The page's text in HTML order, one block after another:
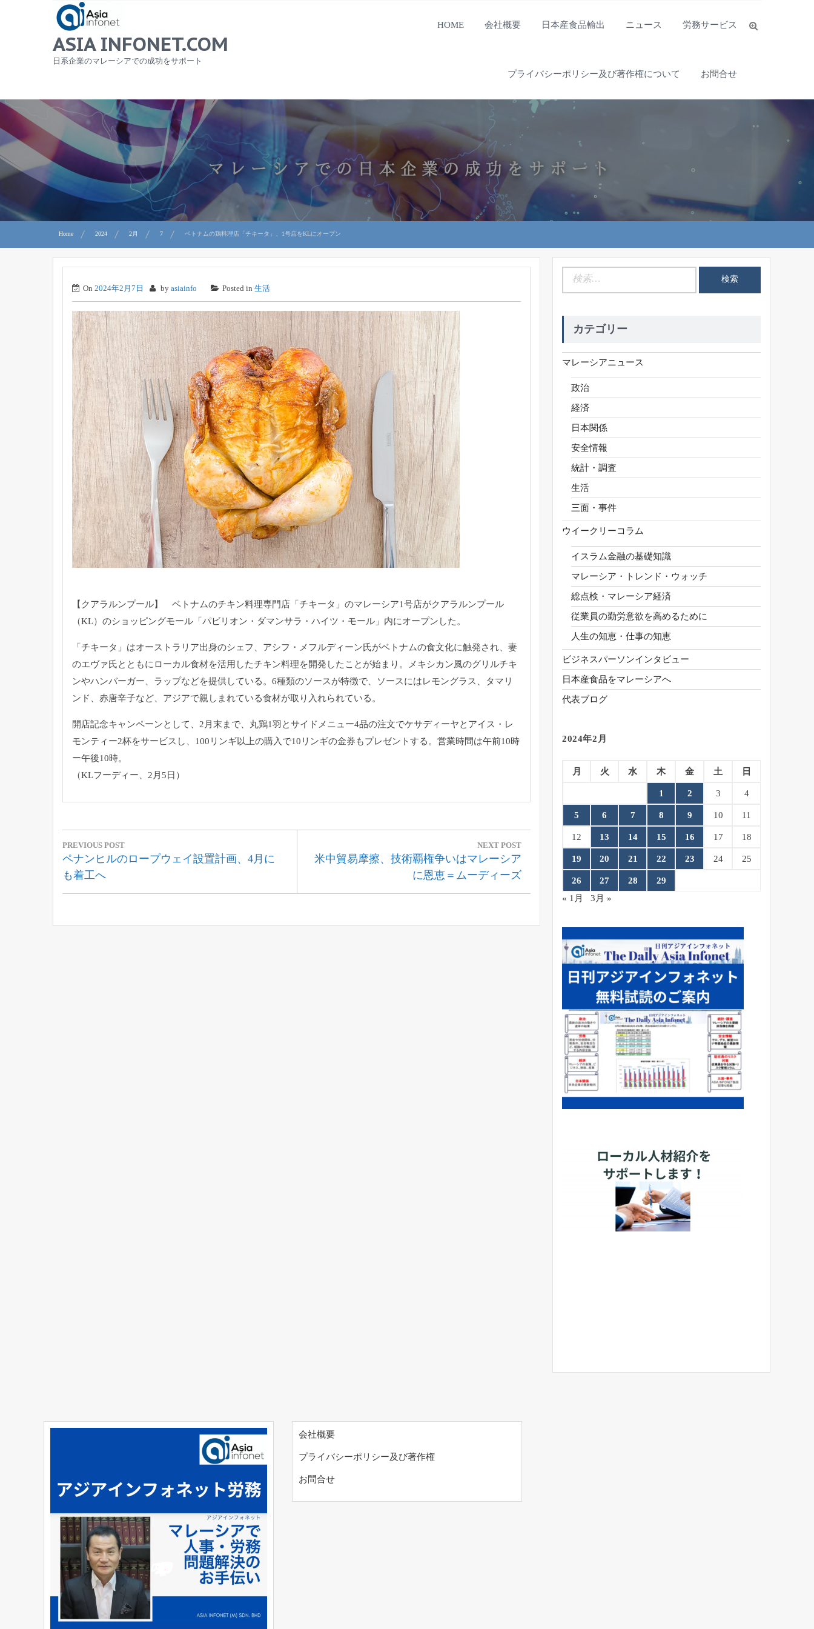
ASIA INFONET.COM
日系企業のマレーシアでの成功をサポート
HOME 会社概要 日本産食品輸出 ニュース 労務サービス
プライバシーポリシー及び著作権について お問合せ
Home 2024 2月 7 ベトナムの鶏料理店「チキータ」、1号店をKLにオープン
On 2024年2月7日 by asiainfo Posted in 生活
【クアラルンプール】 ベトナムのチキン料理専門店「チキータ」のマレーシア1号店がクアラルンプール
（KL）のショッピングモール「パビリオン・ダマンサラ・ハイツ・モール」内にオープンした。
「チキータ」はオーストラリア出身のシェフ、アシフ・メフルディーン氏がベトナムの食文化に触発され、妻
のエヴァ氏とともにローカル食材を活用したチキン料理を開発したことが始まり。メキシカン風のグリルチキ
ンやハンバーガー、ラップなどを提供している。6種類のソースが特徴で、ソースにはレモングラス、タマリ
ンド、赤唐辛子など、アジアで親しまれている食材が取り入れられている。
開店記念キャンペーンとして、2月末まで、丸鶏1羽とサイドメニュー4品の注文でケサディーヤとアイス・レ
モンティー2杯をサービスし、100リンギ以上の購入で10リンギの金券もプレゼントする。営業時間は午前10時
ー午後10時。
（KLフーディー、2月5日）
投
稿
ナ
ビ
PREVIOUS POST
Previous
Post:
ペナンヒルのロープウェイ設置計画、4月に
も着工へ
NEXT POST
Next
米中貿易摩擦、技術覇権争いはマレーシア
に恩恵＝ムーディーズ
カテゴリー
マレーシアニュース
政治
経済
日本関係
安全情報
統計・調査
生活
三面・事件
ウイークリーコラム
イスラム金融の基礎知識
マレーシア・トレンド・ウォッチ
総点検・マレーシア経済
従業員の勤労意欲を高めるために
人生の知恵・仕事の知恵
ビジネスパーソンインタビュー
日本産食品をマレーシアへ
代表ブログ
2024年2月
月 火 水 木 金 土 日
1 2 3 4
5 6 7 8 9 10 11
12 13 14 15 16 17 18
19 20 21 22 23 24 25
26 27 28
29
« 1月
3月 »
会社概要
プライバシーポリシー及び著作権
お問合せ